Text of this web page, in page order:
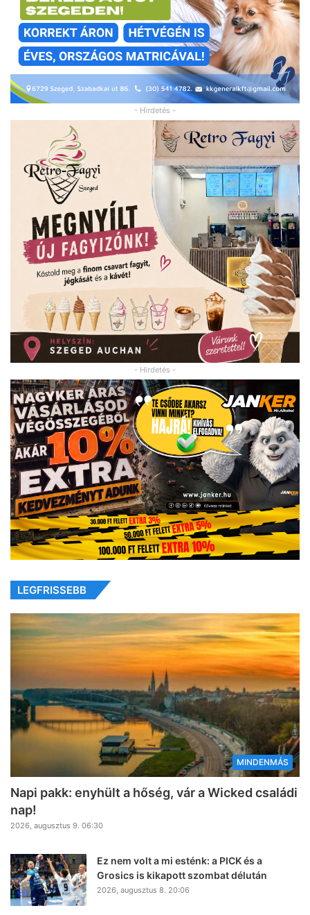
- Hirdetés -
- Hirdetés -
LEGFRISSEBB
MINDENMÁS
Napi pakk: enyhült a hőség, vár a Wicked családi
nap!
2026, augusztus 9. 06:30
Ez nem volt a mi esténk: a PICK és a
Grosics is kikapott szombat délután
2026, augusztus 8. 20:06